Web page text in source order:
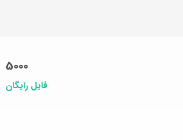
5000
فایل رایگان